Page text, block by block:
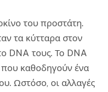
του προστάτη.
τα κύτταρα στον
DNA τους. Το DNA
που καθοδηγούν ένα
Ωστόσο, οι αλλαγές